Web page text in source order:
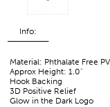
Info:
Material: Phthalate Free
Approx Height: 1.0"
Hook Backing
3D Positive Relief
Glow in the Dark Logo